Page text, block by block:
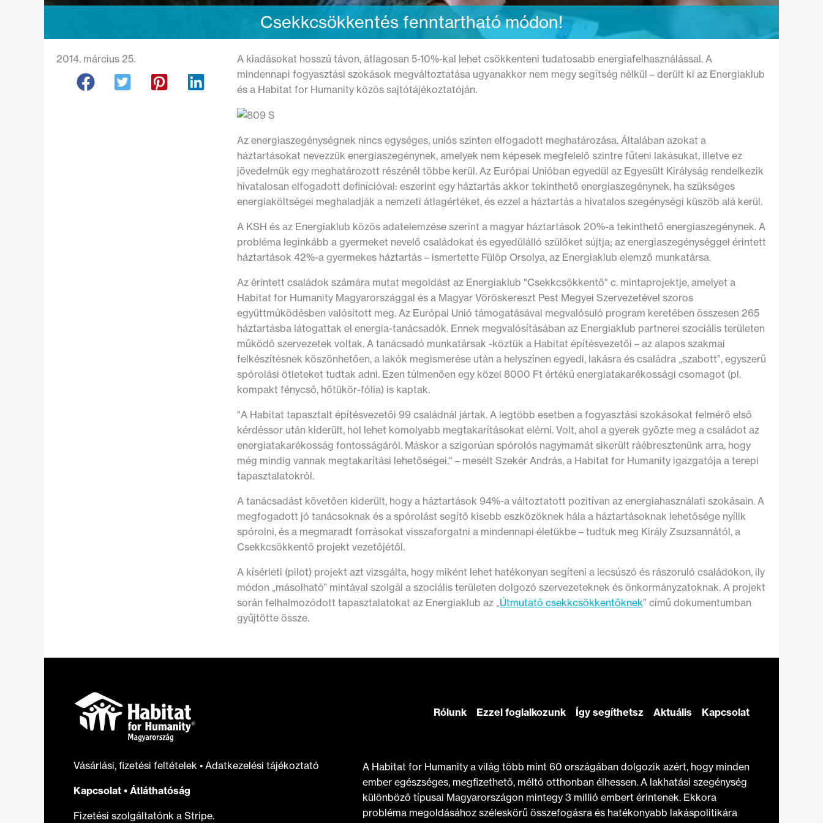
Csekkcsökkentés fenntartható módon!
2014. március 25.
A kiadásokat hosszú távon, átlagosan 5-10%-kal lehet csökkenteni tudatosabb energiafelhasználással. A
mindennapi fogyasztási szokások megváltoztatása ugyanakkor nem megy segítség nélkül – derült ki az Energiaklub
és a Habitat for Humanity közös sajtótájékoztatóján.
Az energiaszegénységnek nincs egységes, uniós szinten elfogadott meghatározása. Általában azokat a
háztartásokat nevezzük energiaszegénynek, amelyek nem képesek megfelelő szintre fűteni lakásukat, illetve ez
jövedelmük egy meghatározott részénél többe kerül. Az Európai Unióban egyedül az Egyesült Királyság rendelkezik
hivatalosan elfogadott definícióval: eszerint egy háztartás akkor tekinthető energiaszegénynek, ha szükséges
energiaköltségei meghaladják a nemzeti átlagértéket, és ezzel a háztartás a hivatalos szegénységi küszöb alá kerül.
A KSH és az Energiaklub közös adatelemzése szerint a magyar háztartások 20%-a tekinthető energiaszegénynek. A
probléma leginkább a gyermeket nevelő családokat és egyedülálló szülőket sújtja; az energiaszegénységgel érintett
háztartások 42%-a gyermekes háztartás – ismertette Fülöp Orsolya, az Energiaklub elemző munkatársa.
Az érintett családok számára mutat megoldást az Energiaklub "Csekkcsökkentő" c. mintaprojektje, amelyet a
Habitat for Humanity Magyarországgal és a Magyar Vöröskereszt Pest Megyei Szervezetével szoros
együttműködésben valósított meg. Az Európai Unió támogatásával megvalósuló program keretében összesen 265
háztartásba látogattak el energia-tanácsadók. Ennek megvalósításában az Energiaklub partnerei szociális területen
működő szervezetek voltak. A tanácsadó munkatársak -köztük a Habitat építésvezetői – az alapos szakmai
felkészítésnek köszönhetően, a lakók megismerése után a helyszínen egyedi, lakásra és családra „szabott”, egyszerű
spórolási ötleteket tudtak adni. Ezen túlmenően egy közel 8000 Ft értékű energiatakarékossági csomagot (pl.
kompakt fénycső, hőtükör-fólia) is kaptak.
"A Habitat tapasztalt építésvezetői 99 családnál jártak. A legtöbb esetben a fogyasztási szokásokat felmérő első
kérdéssor után kiderült, hol lehet komolyabb megtakarításokat elérni. Volt, ahol a gyerek győzte meg a családot az
energiatakarékosság fontosságáról. Máskor a szigorúan spórolós nagymamát sikerült ráébresztenünk arra, hogy
még mindig vannak megtakarítási lehetőségei." – mesélt Szekér András, a Habitat for Humanity igazgatója a terepi
tapasztalatokról.
A tanácsadást követően kiderült, hogy a háztartások 94%-a változtatott pozitívan az energiahasználati szokásain. A
megfogadott jó tanácsoknak és a spórolást segítő kisebb eszközöknek hála a háztartásoknak lehetősége nyílik
spórolni, és a megmaradt forrásokat visszaforgatni a mindennapi életükbe – tudtuk meg Király Zsuzsannától, a
Csekkcsökkentő projekt vezetőjétől.
A kísérleti (pilot) projekt azt vizsgálta, hogy miként lehet hatékonyan segíteni a lecsúszó és rászoruló családokon, ily
módon „másolható” mintával szolgál a szociális területen dolgozó szervezeteknek és önkormányzatoknak. A projekt
során felhalmozódott tapasztalatokat az Energiaklub az „Útmutató csekkcsökkentőknek” című dokumentumban
gyűjtötte össze.
Vásárlási, fizetési feltételek • Adatkezelési tájékoztató
Kapcsolat • Átláthatóság
Fizetési szolgáltatónk a Stripe.
Rólunk Ezzel foglalkozunk Így segíthetsz Aktuális Kapcsolat
A Habitat for Humanity a világ több mint 60 országában dolgozik azért, hogy minden
ember egészséges, megfizethető, méltó otthonban élhessen. A lakhatási szegénység
különböző típusai Magyarországon mintegy 3 millió embert érintenek. Ekkora
probléma megoldásához széleskörű összefogásra és hatékonyabb lakáspolitikára